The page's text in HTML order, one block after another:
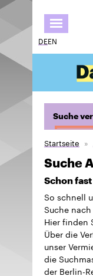
DEEN
Suche
Startseite
Suche
Schon
So schnell
Suche
Hier finden
Über die
unser
die
der Berlin-